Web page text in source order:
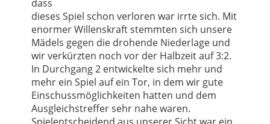
dass
dieses Spiel schon verloren war irrte sich. Mit
enormer Willenskraft stemmten sich unsere
Mädels gegen die drohende Niederlage und
wir verkürzten noch vor der Halbzeit auf 3:2.
In Durchgang 2 entwickelte sich mehr und
mehr ein Spiel auf ein Tor, in dem wir gute
Einschussmöglichkeiten hatten und dem
Ausgleichstreffer sehr nahe waren.